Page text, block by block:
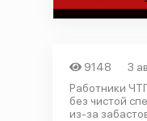
9148
3
Работники
без чистой
из-за